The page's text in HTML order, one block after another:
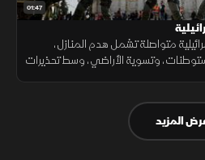
01:47
متواصلة تشمل هدم المنازل،
وتسوية الأراضي، وسط تحذيرات
المزيد